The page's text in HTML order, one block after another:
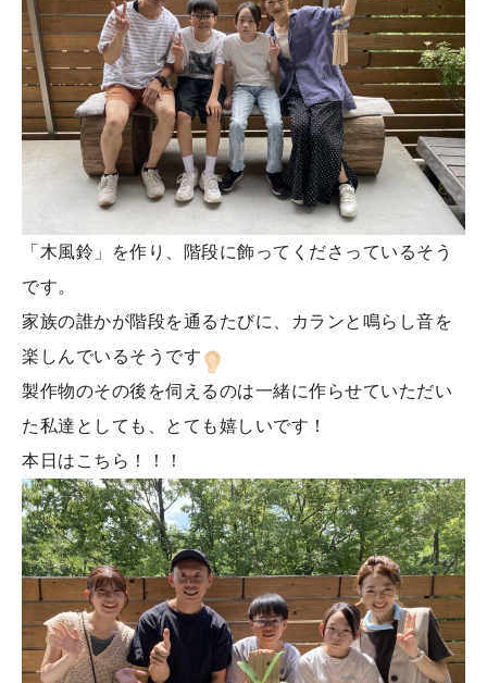
「木風鈴」を作り、階段に飾ってくださっているそう
です。
家族の誰かが階段を通るたびに、カランと鳴らし音を
楽しんでいるそうです
製作物のその後を伺えるのは一緒に作らせていただい
た私達としても、とても嬉しいです！
本日はこちら！！！